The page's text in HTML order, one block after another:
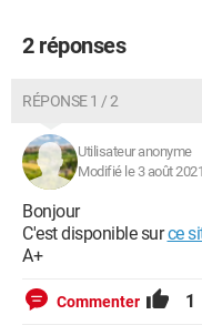
2 réponses
RÉPONSE 1 / 2
Utilisateur anonyme
Modifié le 3 août
Bonjour
C'est disponible surce
A+
Commenter 1